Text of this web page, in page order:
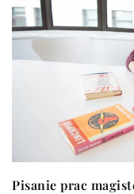
Pisanie prac